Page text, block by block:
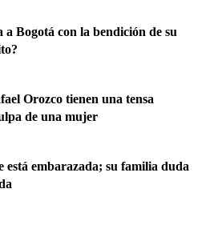
Bogotá con la bendición de su
Orozco tienen una tensa
de una mujer
está embarazada; su familia duda